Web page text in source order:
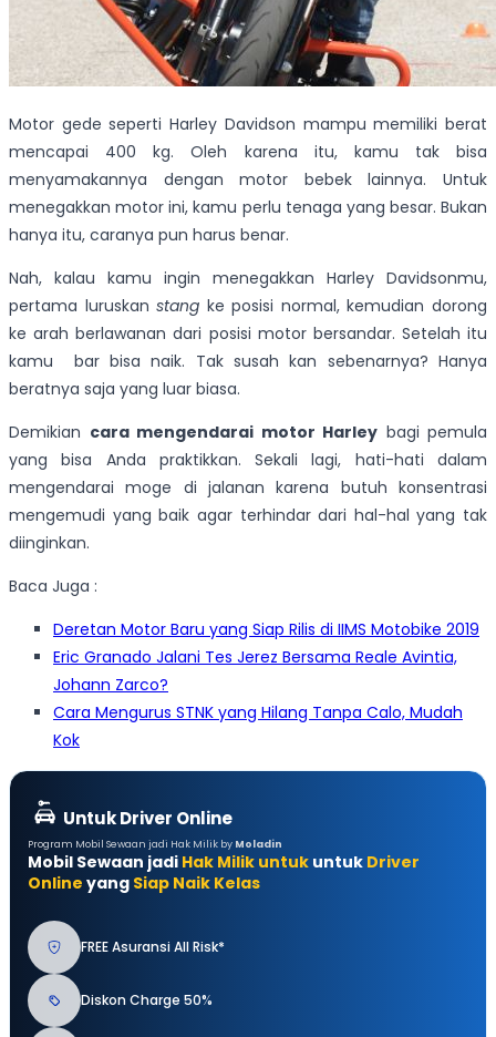
Motor gede seperti Harley Davidson mampu memiliki berat
mencapai 400 kg. Oleh karena itu, kamu tak bisa
menyamakannya dengan motor bebek lainnya. Untuk
menegakkan motor ini, kamu perlu tenaga yang besar. Bukan
hanya itu, caranya pun harus benar.
Nah, kalau kamu ingin menegakkan Harley Davidsonmu,
pertama luruskanstang ke posisi normal, kemudian dorong
ke arah berlawanan dari posisi motor bersandar. Setelah itu
kamu bar bisa naik. Tak susah kan sebenarnya? Hanya
beratnya saja yang luar biasa.
Demikian cara mengendarai motor Harley bagi pemula
yang bisa Anda praktikkan. Sekali lagi, hati-hati dalam
mengendarai moge di jalanan karena butuh konsentrasi
mengemudi yang baik agar terhindar dari hal-hal yang tak
diinginkan.
Baca Juga :
Deretan Motor Baru yang Siap Rilis di IIMS Motobike 2019
Eric Granado Jalani Tes Jerez Bersama Reale Avintia,
Johann Zarco?
Cara Mengurus STNK yang Hilang Tanpa Calo, Mudah
Kok
Untuk Driver Online
Program Mobil Sewaan jadi Hak Milik by Moladin
Mobil Sewaan jadi Hak Milik untuk untuk Driver
Online yang Siap Naik Kelas
FREE Asuransi All Risk*
Diskon Charge 50%